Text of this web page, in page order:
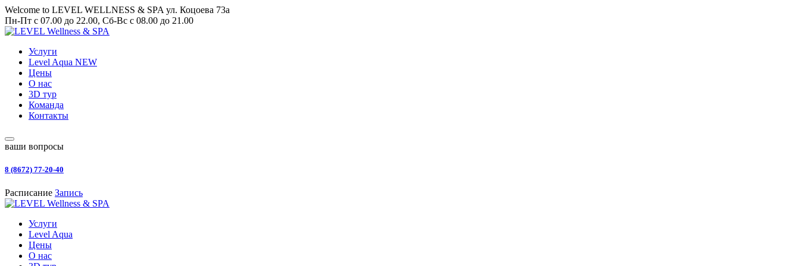
Welcome to LEVEL WELLNESS & SPA ул. Коцоева 73а
Пн-Пт с 07.00 до 22.00, Сб-Вс с 08.00 до 21.00
Услуги
Level Aqua NEW
Цены
О нас
3D тур
Команда
Контакты
ваши вопросы
8 (8672) 77-20-40
Расписание Запись
Услуги
Level Aqua
Цены
О нас